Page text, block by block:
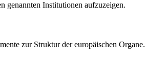
genannten Institutionen aufzuzeigen.
zur Struktur der europäischen Organe.